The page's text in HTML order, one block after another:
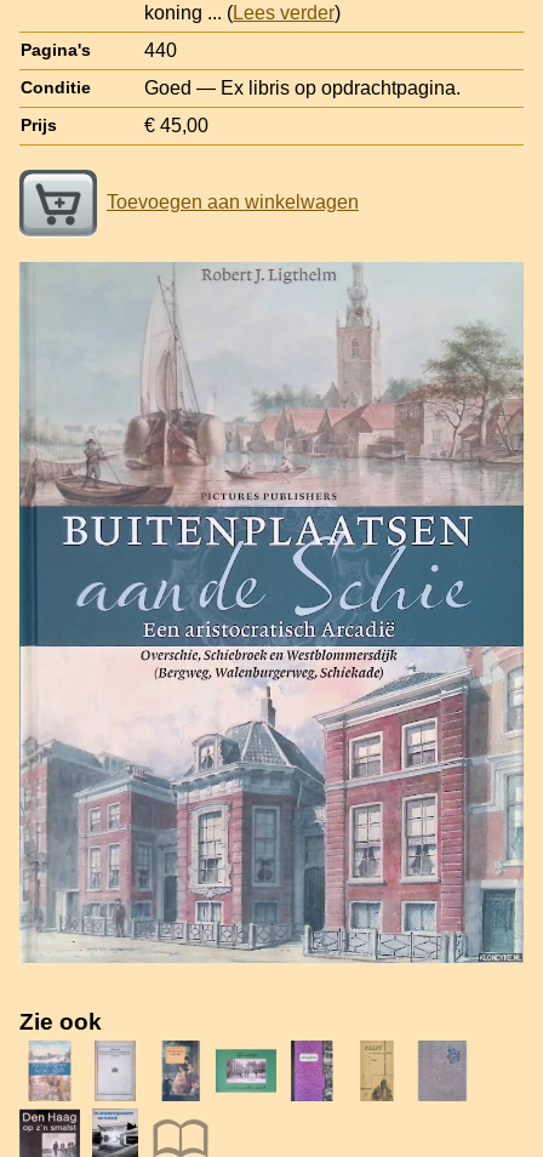
koning ... (Lees verder)
Pagina's 440
Conditie Goed — Ex libris op opdrachtpagina.
Prijs € 45,00
Toevoegen aan winkelwagen
Zie ook